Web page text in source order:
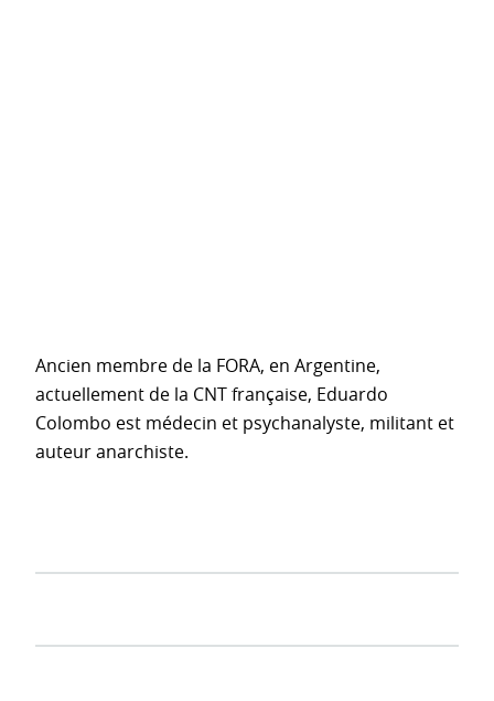
Ancien membre de la FORA, en Argentine,
actuellement de la CNT française, Eduardo
Colombo est médecin et psychanalyste, militant et
auteur anarchiste.